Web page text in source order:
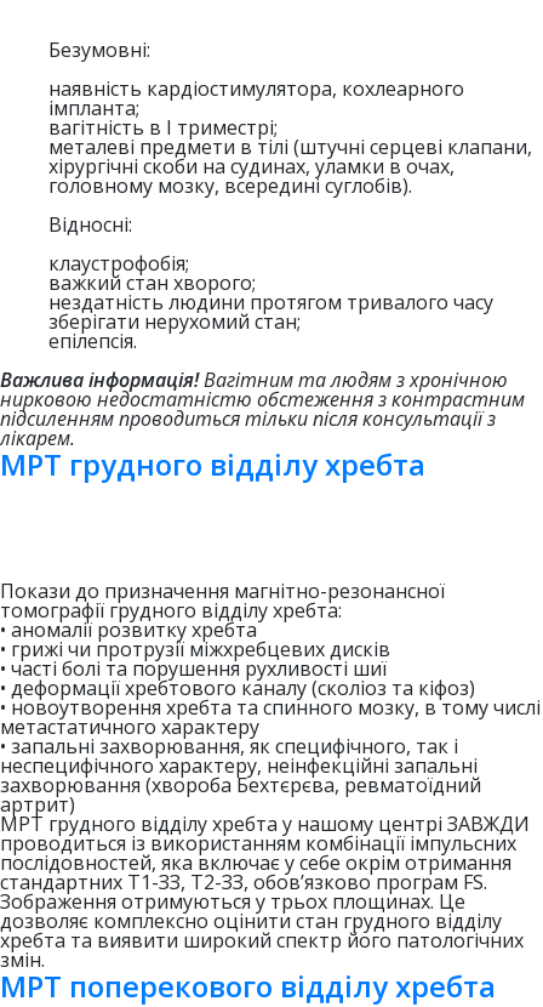
Безумовні:
наявність кардіостимулятора, кохлеарного
імпланта;
вагітність в І триместрі;
металеві предмети в тілі (штучні серцеві клапани,
хірургічні скоби на судинах, уламки в очах,
головному мозку, всередині суглобів).
Відносні:
клаустрофобія;
важкий стан хворого;
нездатність людини протягом тривалого часу
зберігати нерухомий стан;
епілепсія.
Важлива інформація!Вагітним та людям з хронічною
нирковою недостатністю обстеження з контрастним
підсиленням проводиться тільки після консультації з
лікарем.
МРТ грудного відділу хребта
Покази до призначення магнітно-резонансної
томографії грудного відділу хребта:
• аномалії розвитку хребта
• грижі чи протрузії міжхребцевих дисків
• часті болі та порушення рухливості шиї
• деформації хребтового каналу (сколіоз та кіфоз)
• новоутворення хребта та спинного мозку, в тому числі
метастатичного характеру
• запальні захворювання, як специфічного, так і
неспецифічного характеру, неінфекційні запальні
захворювання (хвороба Бехтєрєва, ревматоїдний
артрит)
МРТ грудного відділу хребта у нашому центрі ЗАВЖДИ
проводиться із використанням комбінації імпульсних
послідовностей, яка включає у себе окрім отримання
стандартних Т1-ЗЗ, Т2-ЗЗ, обов’язково програм FS.
Зображення отримуються у трьох площинах. Це
дозволяє комплексно оцінити стан грудного відділу
хребта та виявити широкий спектр його патологічних
змін.
МРТ поперекового відділу хребта